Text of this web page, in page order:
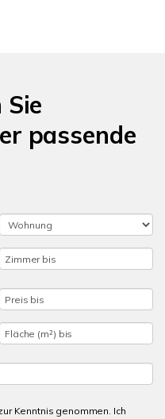
passende
Kenntnis genommen. Ich